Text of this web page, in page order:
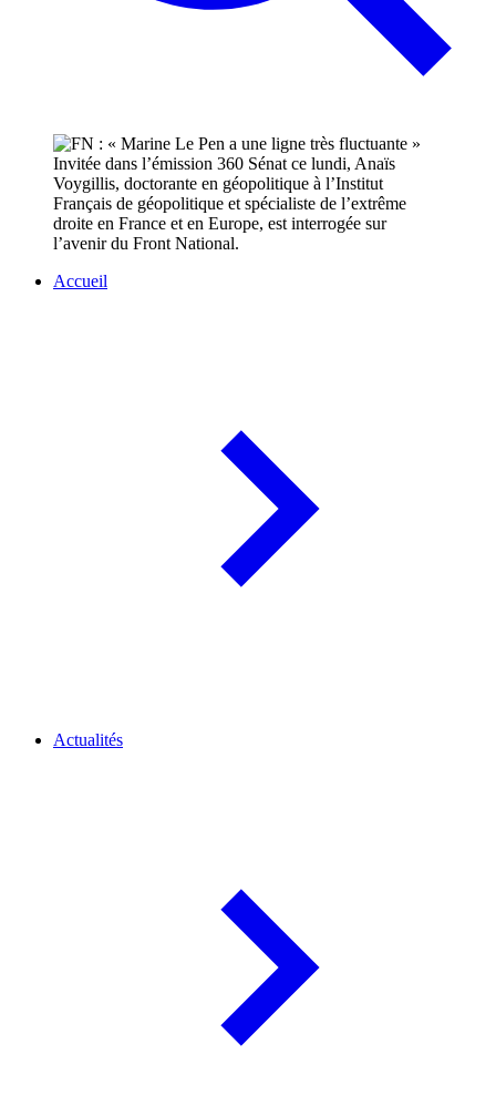
Invitée dans l’émission 360 Sénat ce lundi, Anaïs
Voygillis, doctorante en géopolitique à l’Institut
Français de géopolitique et spécialiste de l’extrême
droite en France et en Europe, est interrogée sur
l’avenir du Front National.
Accueil
Actualités